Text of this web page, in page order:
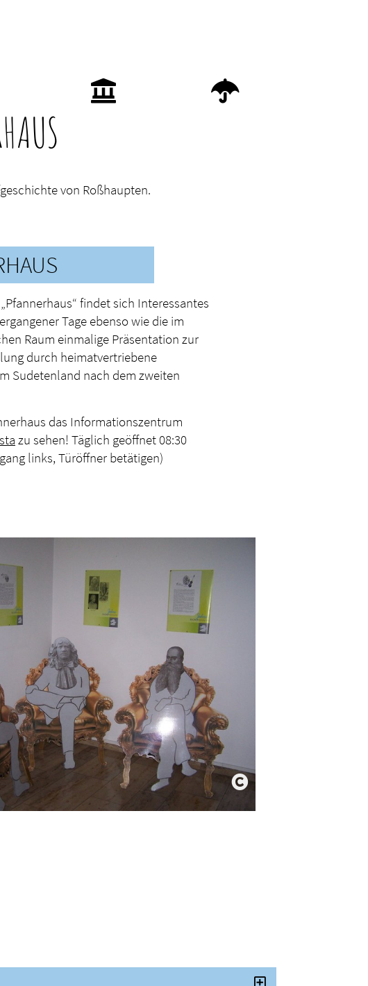
von Roßhaupten.
findet sich Interessantes
Tage ebenso wie die im
Raum einmalige Präsentation zur
durch heimatvertriebene
Sudetenland nach dem zweiten
das Informationszentrum
zu sehen! Täglich geöffnet 08:30
links, Türöffner betätigen)